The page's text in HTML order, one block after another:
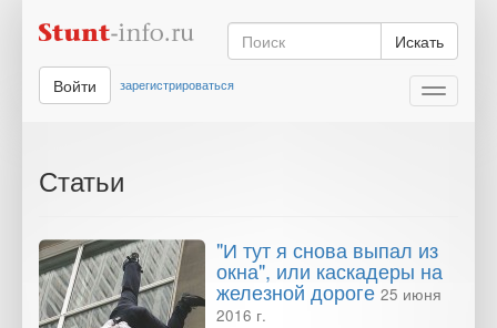
Искать
Toggle
Войти зарегистрироваться
Статьи
"И тут я снова выпал из
окна", или каскадеры на
железной дороге 25 июня
2016 г.